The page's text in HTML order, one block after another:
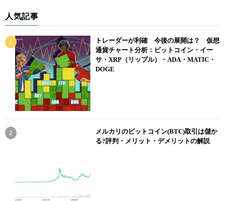
人気記事
トレーダーが利確 今後の展開は？ 仮想
通貨チャート分析：ビットコイン・イー
サ・XRP（リップル）・ADA・MATIC・
DOGE
メルカリのビットコイン(BTC)取引は儲か
る?評判・メリット・デメリットの解説